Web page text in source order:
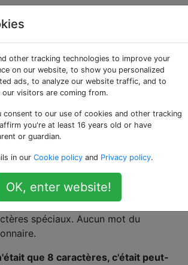
Des
applications
Web
mon e-mail
piraté? Que
Hotmail. Mon mot de passe était fort
majuscules / minuscules, chiffres et
spéciaux. Aucun mot du
que 8 caractères, c'était peut-
other tracking technologies to improve your
on our website, to show you personalized
ads, to analyze our website traffic, and to
our visitors are coming from.
consent to our use of cookies and other tracking
you're at least 16 years old or have
or guardian.
in our Cookie policy and Privacy policy.
OK, enter website!